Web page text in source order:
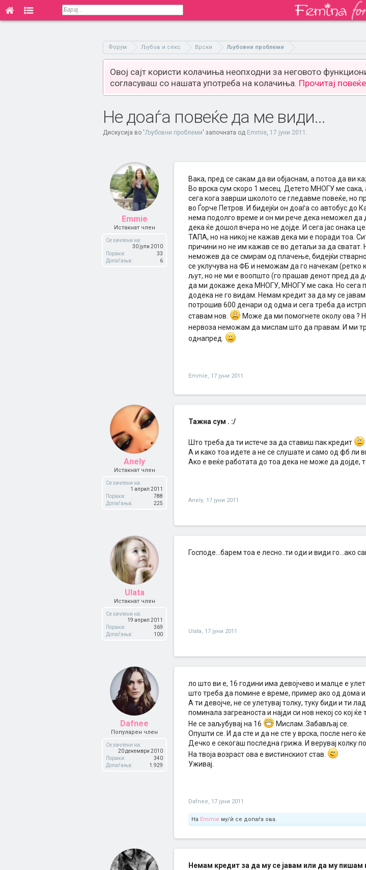
Форум Љубов и секс Врски Љубовни проблеми
Овој сајт користи колачиња неопходни за неговото
согласуваш со нашата употреба на колачиња. Прочитај
Не доаѓа повеќе да ме види...
Дискусија во 'Љубовни проблеми' започната од Emmie, 17 јуни 2011 .
Emmie
Истакнат член
Се зачлени на:
30 јули 2010
Пораки:
33
Допаѓања:
6
Вака, пред се сакам да ви објаснам, а потоа да ви
Во врска сум скоро 1 месец. Детето МНОГУ ме сака,
сега кога заврши школото се гледавме повеќе, но
во Ѓорче Петров. И бидејќи он доаѓа со автобус до
нема подолго време и он ми рече дека неможел да
дека ќе дошол вчера но не дојде. И сега јас
ТАПА, но на никој не кажав дека ми е поради тоа.
причини но не им кажав се во детаљи за да
неможев да се смирам од плачење, бидејќи
се уклучува на ФБ и неможам да го начекам (ретко
љут, но не ми е воопшто (го прашав денот пред да
да ми докаже дека МНОГУ, МНОГУ ме сака. Но сега
додека не го видам. Немам кредит за да му се
потрошив 600 денари од одма и сега треба да
ставам нов.
Може да ми помогнете околу ова ?
нервоза неможам да мислам што да правам. И ми
однапред.
Emmie, 17 јуни 2011
Anely
Истакнат член
Се зачлени на:
1 април 2011
Пораки:
788
Допаѓања:
225
Тажна сум . :/
Што треба да ти истече за да ставиш пак кредит
А и како тоа идете а не се слушате и само од фб ли
Ако е веќе работата до тоа дека не може да дојде,
Anely, 17 јуни 2011
Ulata
Истакнат член
Се зачлени на:
19 април 2011
Пораки:
369
Допаѓања:
100
Господе...барем тоа е лесно..ти оди и види го...ако
Ulata, 17 јуни 2011
Dafnee
Популарен член
Се зачлени на:
20 декември 2010
Пораки:
340
Допаѓања:
1.929
ло што ви е, 16 години има девојчево и малце е
што треба да помине е време, пример ако од дома и
А ти девојче, не се улетувај толку, туку биди и ти
поминала загреаноста и најди си нов некој со кој ќе
Не се заљубувај на 16
Мислам..Забављај се.
Опушти се. И да сте и да не сте у врска, после него
Дечко е секогаш последна грижа. И верувај колку
На твоја возраст ова е вистинскиот став.
Уживај.
Dafnee, 17 јуни 2011
На Emmie му/ѝ се допаѓа ова.
Немам кредит за да му се јавам или да му